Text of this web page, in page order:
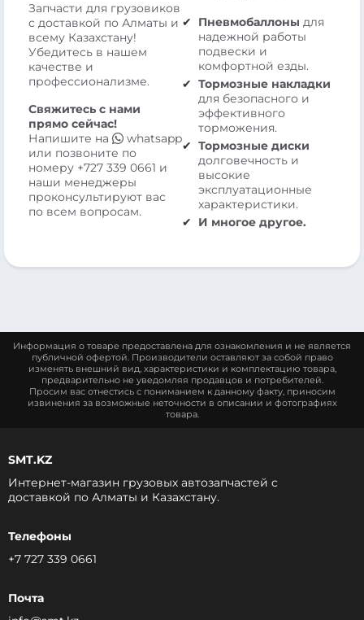
Запчасти для грузовиков
с доставкой по Алматы и
всему Казахстану!
Убедитесь в нашем
качестве и
профессионализме.
Свяжитесь с нами
прямо сейчас!
Напишите на
whatsapp
или позвоните по
номеру +727 339 0661 и
наши менеджеры
проконсультируют вас
по всем вопросам.
Пневмобаллоны для
надежной работы
подвески и
комфортной езды.
Тормозные накладки
для безопасного и
эффективного
торможения.
Тормозные диски
долговечность и
высокие
эксплуатационные
характеристики.
И многое другое.
Информация о товаре предоставлена для ознакомления и не является
публичной офертой. Производители оставляют за собой право
изменять внешний вид, характеристики и комплектацию товара,
предварительно не уведомляя продавцов и потребителей.
Просим вас отнестись с пониманием к данному факту, приносим
извинения за возможные неточности в описании и фотографиях
товара.
SMT.KZ
Интернет-магазин грузовых автозапчастей c
доставкой по Алматы и Казахстану.
Телефоны
+7 727 339 0661
Почта